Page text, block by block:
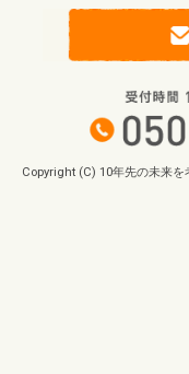
Copyright (C) 10年先の未来